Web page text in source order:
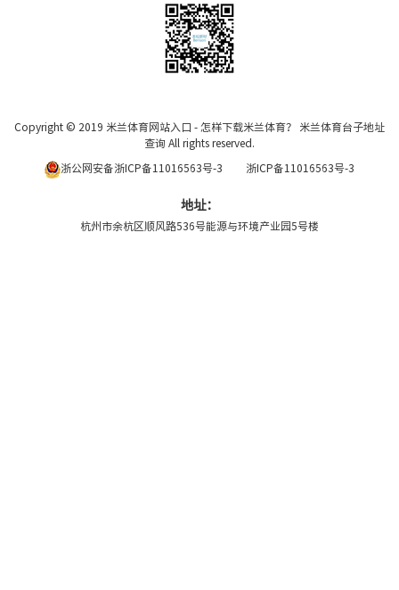
地址：
杭州市余杭区顺风路536号能源与环境产业园5号楼
Copyright © 2019 米兰体育网站入口 - 怎样下载米兰体育？ 米兰体育台子地址
查询 All rights reserved.
浙公网安备浙ICP备11016563号-3 浙ICP备11016563号-3